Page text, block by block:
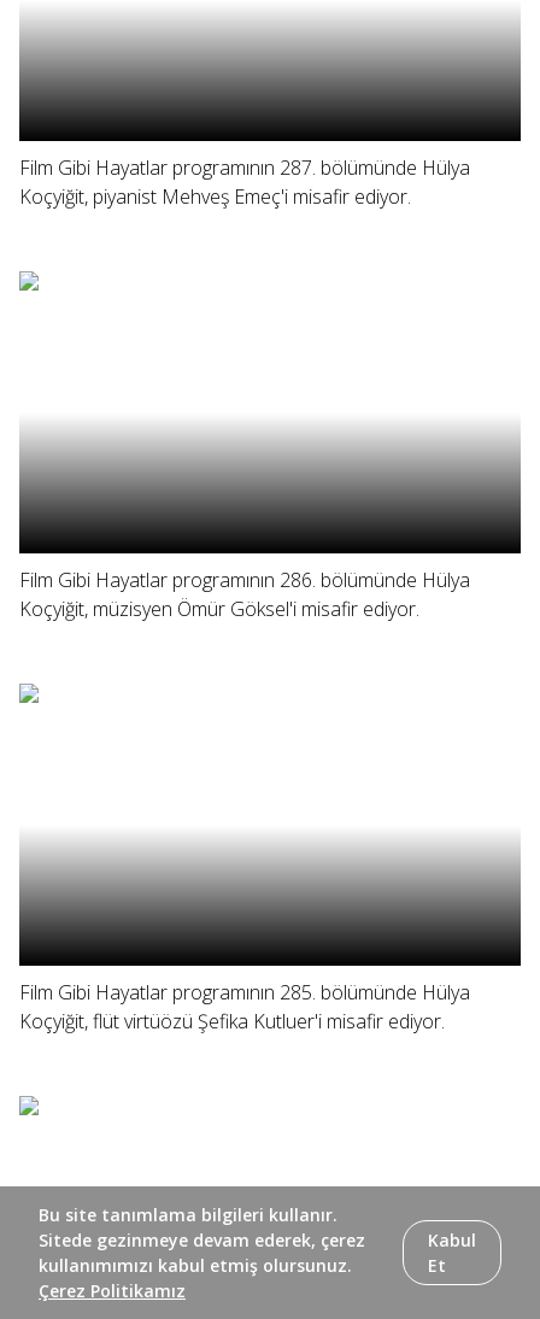
Film Gibi Hayatlar programının 287. bölümünde Hülya
Koçyiğit, piyanist Mehveş Emeç'i misafir ediyor.
Film Gibi Hayatlar programının 286. bölümünde Hülya
Koçyiğit, müzisyen Ömür Göksel'i misafir ediyor.
Film Gibi Hayatlar programının 285. bölümünde Hülya
Koçyiğit, flüt virtüözü Şefika Kutluer'i misafir ediyor.
Bu site tanımlama bilgileri kullanır.
Sitede gezinmeye devam ederek, çerez
kullanımımızı kabul etmiş olursunuz.
Çerez Politikamız
Kabul
Et